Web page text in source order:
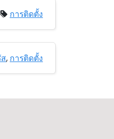
การติดตั้ง
, การติดตั้ง